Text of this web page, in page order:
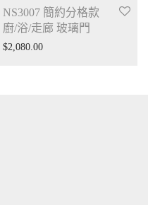
NS3007 簡約分格款
廚/浴/走廊 玻璃門
$2,080.00